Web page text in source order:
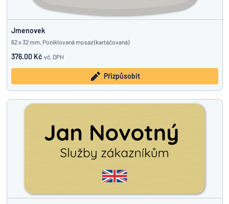
Jmenovek
62 x 32 mm, Poniklovaná mosaz (kartáčovaná)
376.00 Kč vč. DPH
Přizpůsobit